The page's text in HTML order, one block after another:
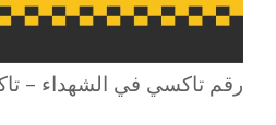
رقم تاكسي في الشهداء –